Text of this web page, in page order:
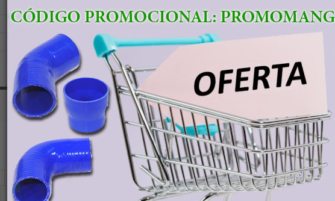
Módulo de elasticidad 113.8 GPa
Resistencia a la fluencia compresiva 970 MPa
Ultima fuerza de rotura 1860 MPa, para e/D = 2
Proporción de Poisson 0.342
Impacto Charpy 17 J, Forma V
Fuerza de fatiga 240 MPa, para 1E+7 ciclos. Kt (factor de concentración) = 3.3
Fuerza de fatiga 510 MPa, 10,000,000 Ciclos sin concentración
Resistencia a la fractura 75 MPa-m½
Módulo cortante 44 GPa